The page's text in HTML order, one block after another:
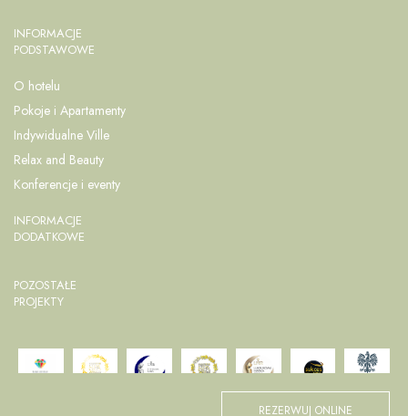
REZERWUJ ONLINE
INFORMACJE
PODSTAWOWE
O hotelu
Pokoje i Apartamenty
Indywidualne Ville
Relax and Beauty
Konferencje i eventy
INFORMACJE
DODATKOWE
POZOSTAŁE
PROJEKTY